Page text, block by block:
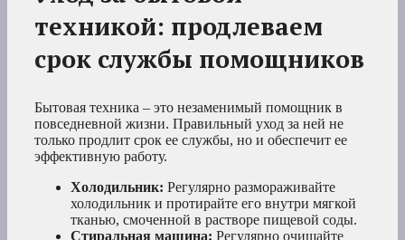
техникой: продлеваем
срок службы помощников
Бытовая техника – это незаменимый помощник в
повседневной жизни. Правильный уход за ней не
только продлит срок ее службы, но и обеспечит ее
эффективную работу.
Холодильник: Регулярно размораживайте
холодильник и протирайте его внутри мягкой
тканью, смоченной в растворе пищевой соды.
Стиральная машина: Регулярно очищайте